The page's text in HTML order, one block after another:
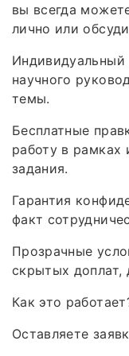
вы всегда
лично или
Индивидуальный
научного
темы.
Бесплатные
работу в рамках
задания.
Гарантия
факт
Прозрачные
скрытых доплат,
Как это
Оставляете